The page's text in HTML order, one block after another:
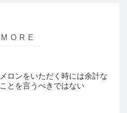
メロンをいただく時には余計な
ことを言うべきではない